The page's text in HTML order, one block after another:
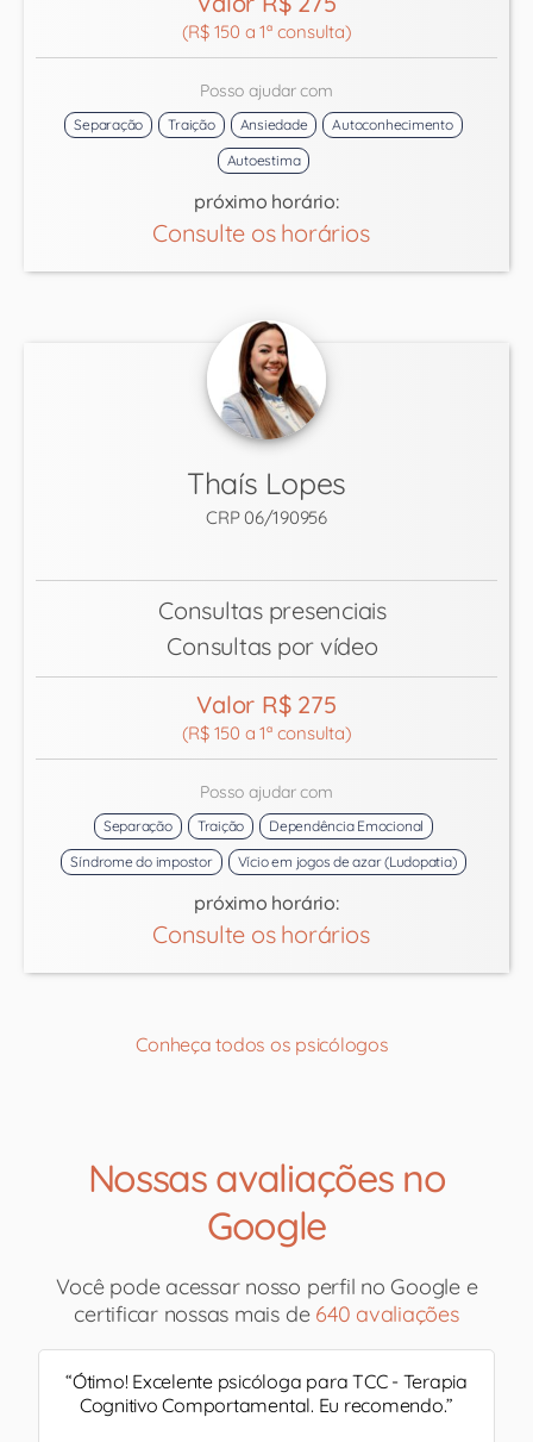
(R$ 150 a 1ª consulta)
Posso ajudar com
Separação Traição Ansiedade
Autoconhecimento
Autoestima
próximo horário:
Consulte os horários
Thaís Lopes
CRP 06/190956
Consultas presenciais
Consultas por vídeo
Valor R$ 275
(R$ 150 a 1ª consulta)
Posso ajudar com
Separação Traição
Dependência Emocional
Síndrome do impostor
Vício em jogos de azar (Ludopatia)
próximo horário:
Consulte os horários
Conheça todos os psicólogos
Nossas avaliações no
Google
Você pode acessar nosso perfil no Google e
certificar nossas mais de 640 avaliações
“Ótimo! Excelente psicóloga para TCC - Terapia
Cognitivo Comportamental. Eu recomendo.”